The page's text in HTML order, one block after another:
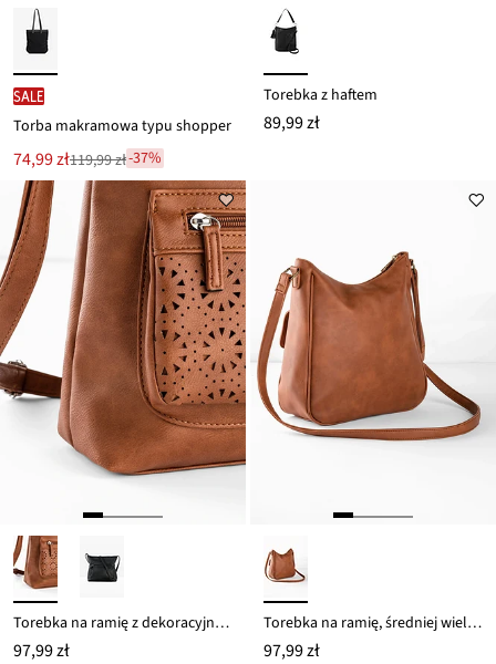
SALE
Torba makramowa typu shopper
Nowa
cena
to
74,99 zł
Przeceniono
ceny
119,99 zł
119,99 zł-37%
Torebka z haftem
89,99 zł
Torebka na ramię z dekoracyjną torebką zewnętrzną
97,99 zł
Torebka na ramię, średniej wielkości, z klamrami
97,99 zł